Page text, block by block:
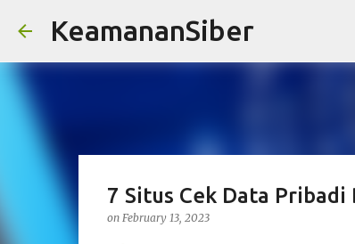
KeamananSiber
7 Situs Cek Data
on February 13, 2023